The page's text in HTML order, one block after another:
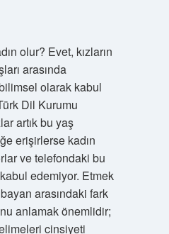
olur? Evet, kızların
arasında
olarak kabul
Dil Kurumu
artık bu yaş
erişirlerse kadın
ve telefondaki bu
edemiyor. Etmek
arasındaki fark
anlamak önemlidir;
cinsiyeti